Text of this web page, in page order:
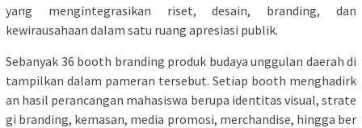
yang mengintegrasikan riset, desain, branding, dan
kewirausahaan dalam satu ruang apresiasi publik.
Sebanyak 36 booth branding produk budaya unggulan daerah di
tampilkan dalam pameran tersebut. Setiap booth menghadirk
an hasil perancangan mahasiswa berupa identitas visual, strate
gi branding, kemasan, media promosi, merchandise, hingga ber